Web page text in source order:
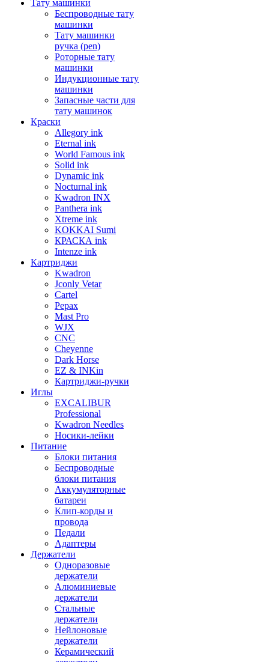
Тату машинки
Беспроводные тату
машинки
Тату машинки
ручка (pen)
Роторные тату
машинки
Индукционные тату
машинки
Запасные части для
тату машинок
Краски
Allegory ink
Eternal ink
World Famous ink
Solid ink
Dynamic ink
Nocturnal ink
Kwadron INX
Panthera ink
Xtreme ink
KOKKAI Sumi
КРАСКА ink
Intenze ink
Картриджи
Kwadron
Jconly Vetar
Cartel
Pepax
Mast Pro
WJX
CNC
Cheyenne
Dark Horse
EZ & INKin
Картриджи-ручки
Иглы
EXCALIBUR
Professional
Kwadron Needles
Носики-лейки
Питание
Блоки питания
Беспроводные
блоки питания
Аккумуляторные
батареи
Клип-корды и
провода
Педали
Адаптеры
Держатели
Одноразовые
держатели
Алюминиевые
держатели
Стальные
держатели
Нейлоновые
держатели
Керамический